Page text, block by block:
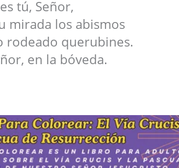
tú, Señor,
mirada los abismos
rodeado querubines.
en la bóveda.